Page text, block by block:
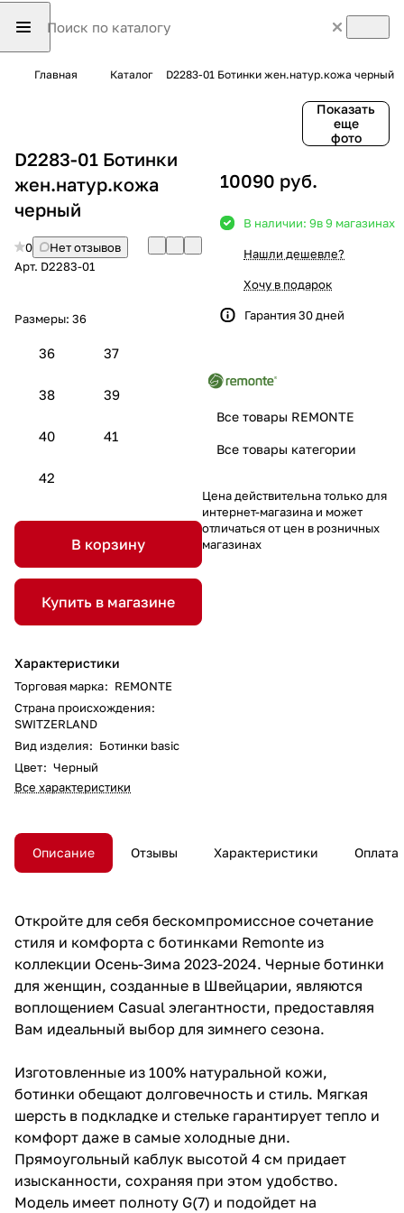
Главная Каталог D2283-01 Ботинки жен.натур.кожа черный
Показать
еще
фото
D2283-01 Ботинки
жен.натур.кожа
черный
0
Нет отзывов
Арт. D2283-01
Размеры: 36
36 37
38 39
40 41
42
В корзину
Купить в магазине
Характеристики
Торговая марка: REMONTE
Страна происхождения:
SWITZERLAND
Вид изделия: Ботинки basic
Цвет: Черный
Все характеристики
10090 руб.
В наличии: 9в 9 магазинах
Нашли дешевле?
Хочу в подарок
Гарантия 30 дней
Все товары REMONTE
Все товары категории
Цена действительна только для
интернет-магазина и может
отличаться от цен в розничных
магазинах
Описание Отзывы Характеристики Оплата
Откройте для себя бескомпромиссное сочетание
стиля и комфорта с ботинками Remonte из
коллекции Осень-Зима 2023-2024. Черные ботинки
для женщин, созданные в Швейцарии, являются
воплощением Casual элегантности, предоставляя
Вам идеальный выбор для зимнего сезона.
Изготовленные из 100% натуральной кожи,
ботинки обещают долговечность и стиль. Мягкая
шерсть в подкладке и стельке гарантирует тепло и
комфорт даже в самые холодные дни.
Прямоугольный каблук высотой 4 см придает
изысканности, сохраняя при этом удобство.
Модель имеет полноту G(7) и подойдет на